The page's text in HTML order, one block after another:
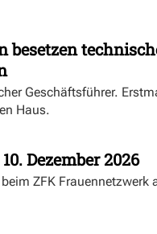
besetzen
Geschäftsführer.
Haus.
Dezember 2026
ZFK Frauennetzwerk